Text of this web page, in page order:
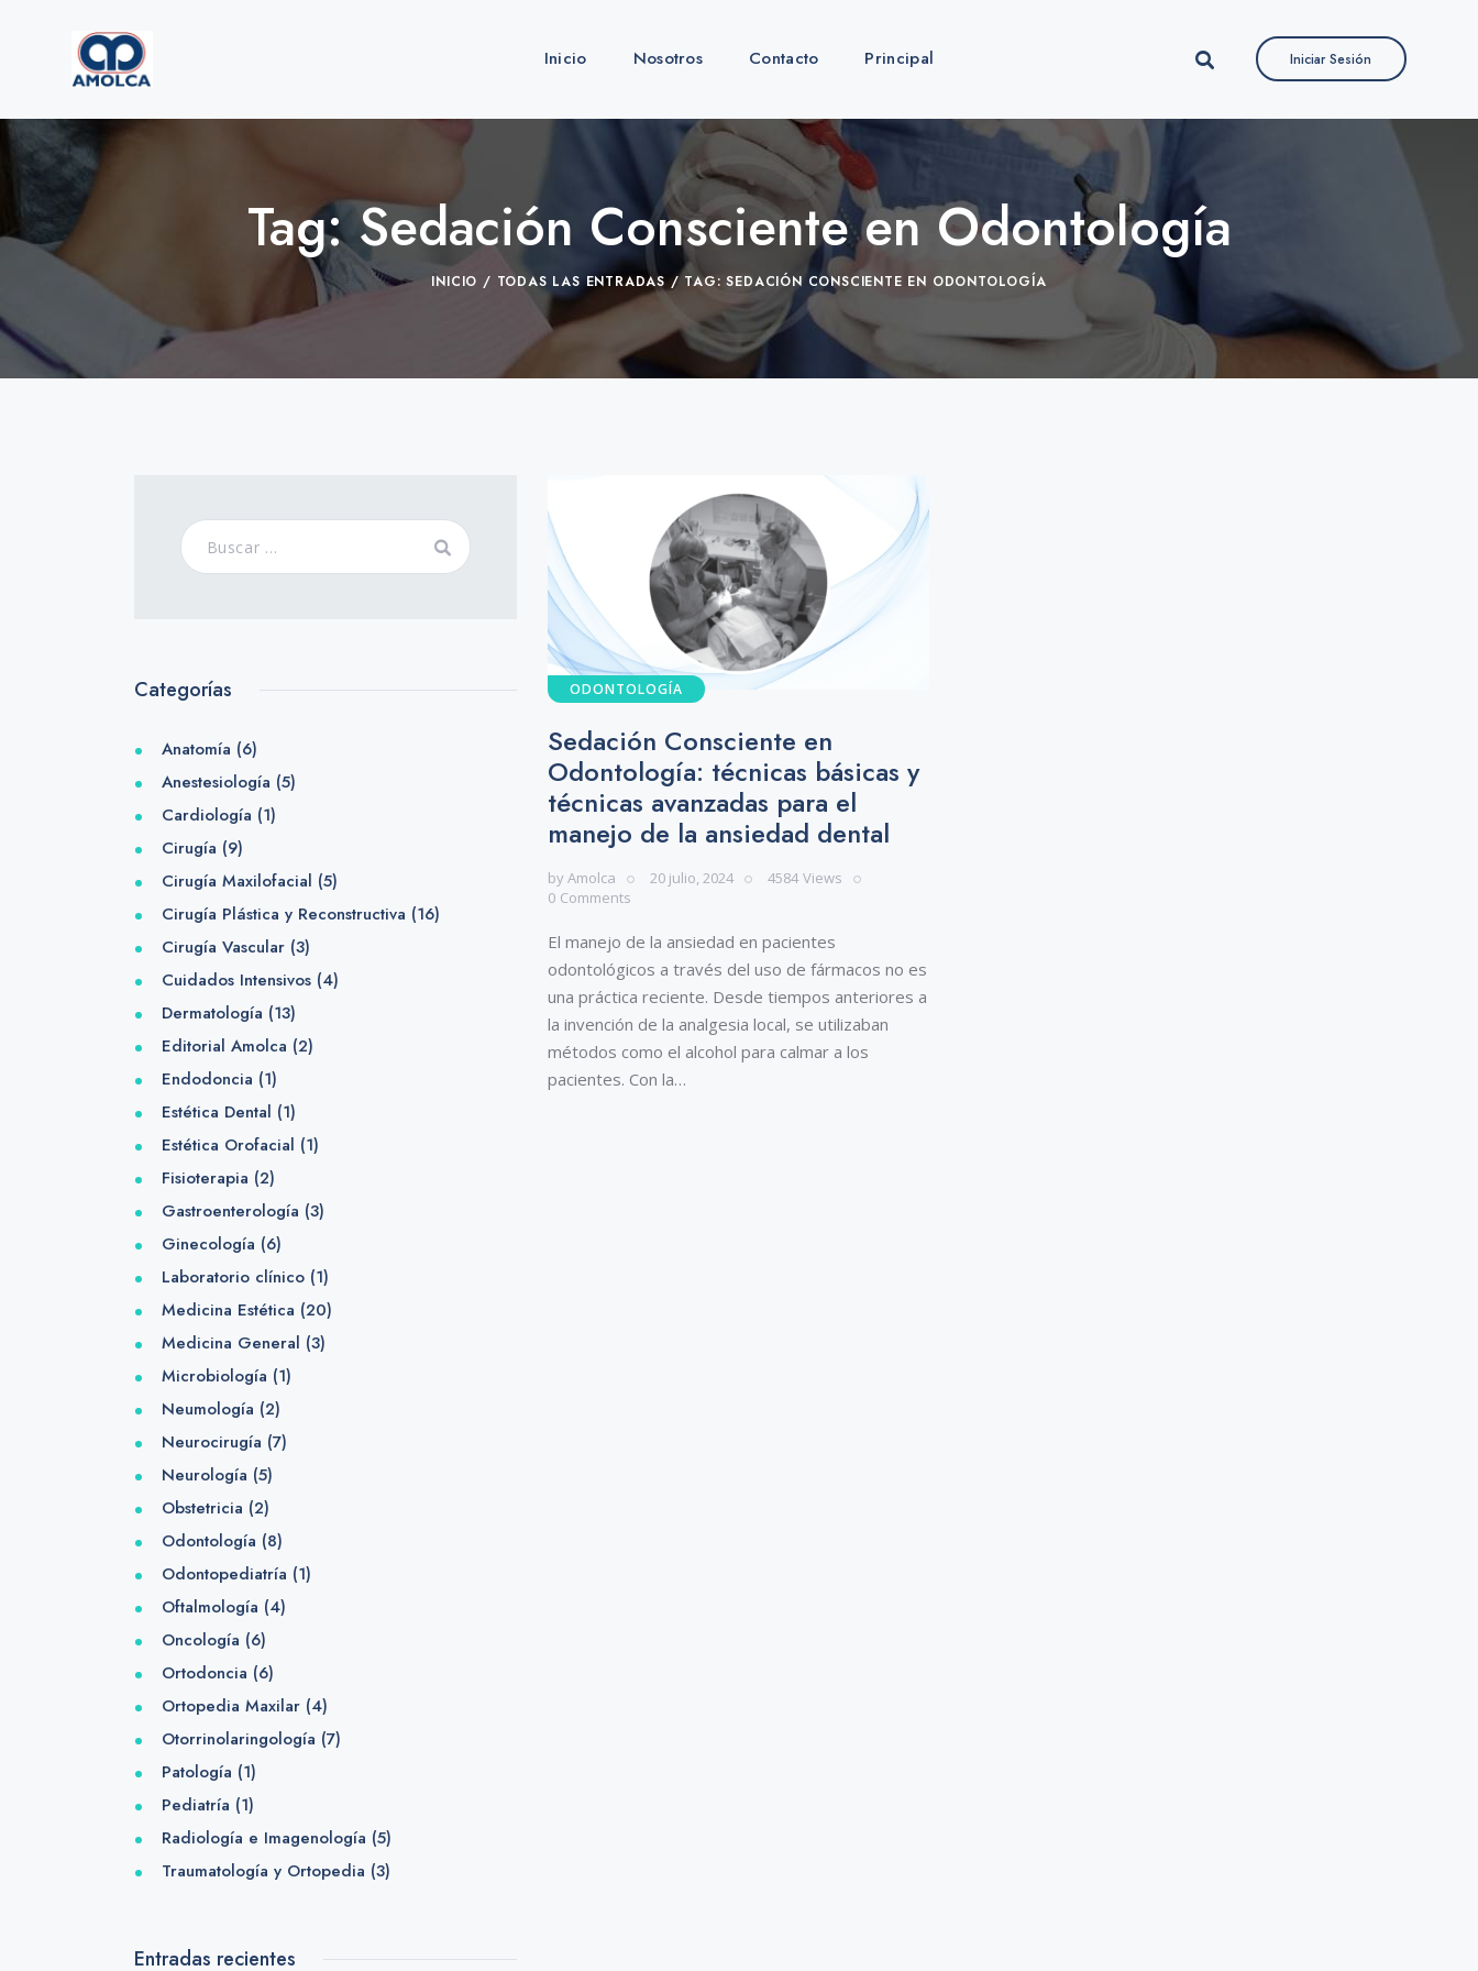
Inicio Nosotros Contacto Principal Iniciar Sesión
Tag: Sedación Consciente en Odontología
INICIO TODAS LAS ENTRADAS TAG: SEDACIÓN CONSCIENTE EN ODONTOLOGÍA
ODONTOLOGÍA
Sedación Consciente en
Odontología: técnicas básicas y
técnicas avanzadas para el
manejo de la ansiedad dental
byAmolca 20 julio, 2024 4584 Views
0 Comments
El manejo de la ansiedad en pacientes
odontológicos a través del uso de fármacos no es
una práctica reciente. Desde tiempos anteriores a
la invención de la analgesia local, se utilizaban
métodos como el alcohol para calmar a los
pacientes. Con la…
Categorías
Anatomía (6)
Anestesiología (5)
Cardiología (1)
Cirugía (9)
Cirugía Maxilofacial (5)
Cirugía Plástica y Reconstructiva (16)
Cirugía Vascular(3)
Cuidados Intensivos(4)
Dermatología (13)
Editorial Amolca (2)
Endodoncia (1)
Estética Dental (1)
Estética Orofacial (1)
Fisioterapia (2)
Gastroenterología (3)
Ginecología (6)
Laboratorio clínico(1)
Medicina Estética (20)
Medicina General (3)
Microbiología (1)
Neumología (2)
Neurocirugía (7)
Neurología (5)
Obstetricia (2)
Odontología (8)
Odontopediatría (1)
Oftalmología (4)
Oncología (6)
Ortodoncia (6)
Ortopedia Maxilar(4)
Otorrinolaringología (7)
Patología (1)
Pediatría (1)
Radiología e Imagenología (5)
Traumatología y Ortopedia (3)
Entradas recientes